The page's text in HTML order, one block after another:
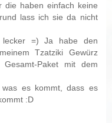
die haben einfach keine
lass ich sie da nicht
=) Ja habe den
Tzatziki Gewürz
Paket mit dem
es kommt, dass es
:D